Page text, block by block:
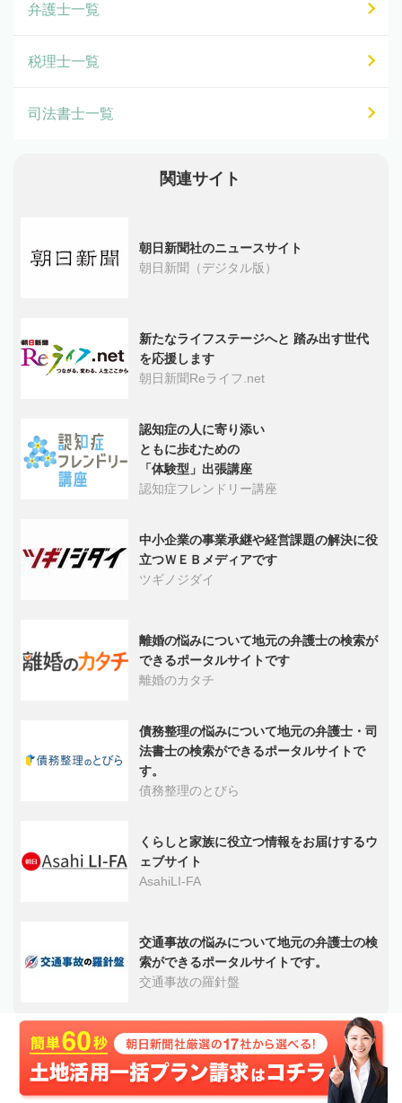
弁護士一覧
税理士一覧
司法書士一覧
関連サイト
朝日新聞社のニュースサイト
朝日新聞（デジタル版）
新たなライフステージへと 踏み出す世代
を応援します
朝日新聞Reライフ.net
認知症の人に寄り添い
ともに歩むための
「体験型」出張講座
認知症フレンドリー講座
中小企業の事業承継や経営課題の解決に役
立つＷＥＢメディアです
ツギノジダイ
離婚の悩みについて地元の弁護士の検索が
できるポータルサイトです
離婚のカタチ
債務整理の悩みについて地元の弁護士・司
法書士の検索ができるポータルサイトで
す。
債務整理のとびら
くらしと家族に役立つ情報をお届けするウ
ェブサイト
AsahiLI-FA
交通事故の悩みについて地元の弁護士の検
索ができるポータルサイトです。
交通事故の羅針盤